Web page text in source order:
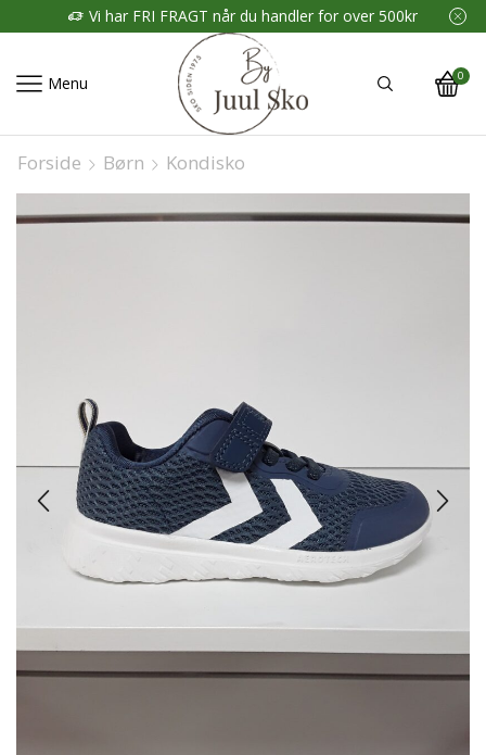
Vi har FRI FRAGT når du handler for over 500kr
Menu 0
Forside Børn Kondisko